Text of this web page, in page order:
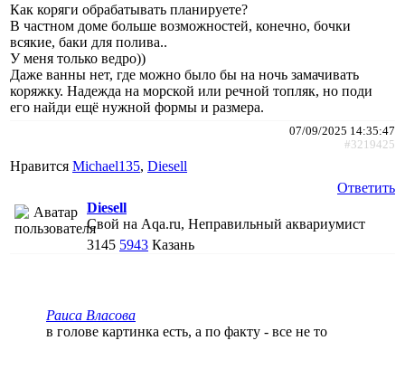
Как коряги обрабатывать планируете?
В частном доме больше возможностей, конечно, бочки
всякие, баки для полива..
У меня только ведро))
Даже ванны нет, где можно было бы на ночь замачивать
коряжку. Надежда на морской или речной топляк, но поди
его найди ещё нужной формы и размера.
07/09/2025 14:35:47
#3219425
Нравится Michael135, Diesell
Ответить
Diesell
Свой на Aqa.ru, Неправильный аквариумист
3145 5943 Казань
Раиса Власова
в голове картинка есть, а по факту - все не то